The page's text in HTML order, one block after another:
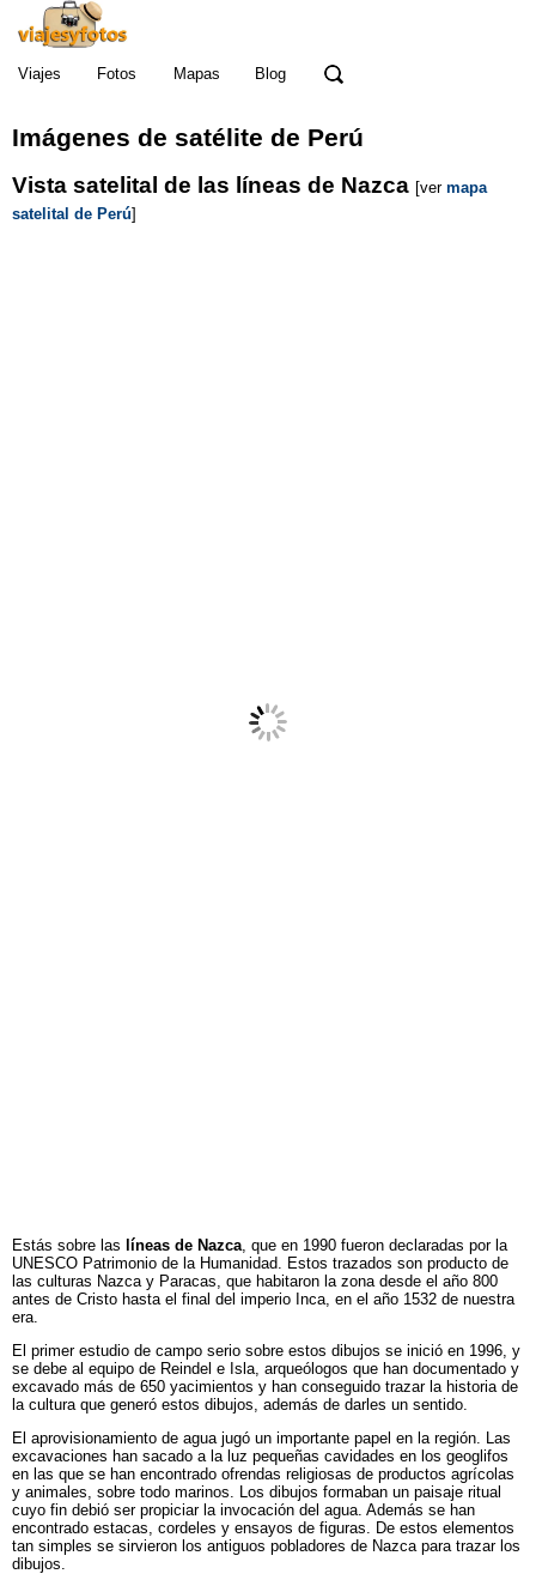
Viajes Fotos Mapas Blog
Imágenes de satélite de Perú
Vista satelital de las líneas de Nazca [ver mapa
satelital de Perú]
Estás sobre las líneas de Nazca , que en 1990 fueron declaradas por la
UNESCO Patrimonio de la Humanidad. Estos trazados son producto de
las culturas Nazca y Paracas, que habitaron la zona desde el año 800
antes de Cristo hasta el final del imperio Inca, en el año 1532 de nuestra
era.
El primer estudio de campo serio sobre estos dibujos se inició en 1996, y
se debe al equipo de Reindel e Isla, arqueólogos que han documentado y
excavado más de 650 yacimientos y han conseguido trazar la historia de
la cultura que generó estos dibujos, además de darles un sentido.
El aprovisionamiento de agua jugó un importante papel en la región. Las
excavaciones han sacado a la luz pequeñas cavidades en los geoglifos
en las que se han encontrado ofrendas religiosas de productos agrícolas
y animales, sobre todo marinos. Los dibujos formaban un paisaje ritual
cuyo fin debió ser propiciar la invocación del agua. Además se han
encontrado estacas, cordeles y ensayos de figuras. De estos elementos
tan simples se sirvieron los antiguos pobladores de Nazca para trazar los
dibujos.